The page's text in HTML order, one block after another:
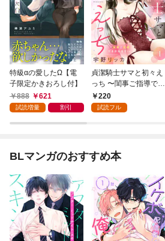
特級αの愛したΩ【電
子限定かきおろし付】
888
621
試読増量 割引
貞潔騎士サマと初々え
っち 〜閨事ご指導でき
かねます！〜（1）
220
試読フル
BLマンガのおすすめ本